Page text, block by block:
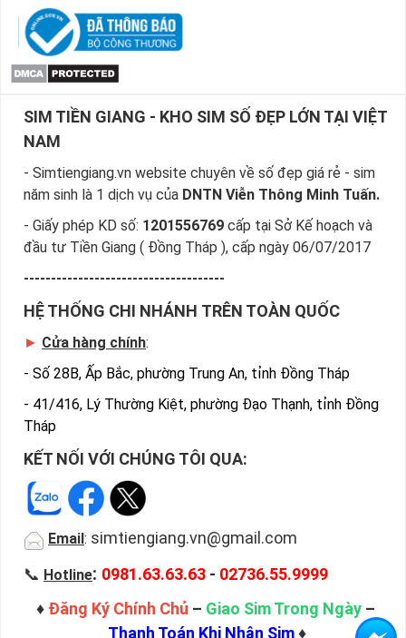
SIM TIỀN GIANG - KHO SIM SỐ ĐẸP LỚN TẠI VIỆT
NAM
- Simtiengiang.vn website chuyên về số đẹp giá rẻ - sim
năm sinh là 1 dịch vụ của DNTN Viễn Thông Minh Tuấn.
- Giấy phép KD số: 1201556769 cấp tại Sở Kế hoạch và
đầu tư Tiền Giang ( Đồng Tháp ), cấp ngày 06/07/2017
-------------------------------------
HỆ THỐNG CHI NHÁNH TRÊN TOÀN QUỐC
► Cửa hàng chính:
- Số 28B, Ấp Bắc, phường Trung An, tỉnh Đồng Tháp
- 41/416, Lý Thường Kiệt, phường Đạo Thạnh, tỉnh Đồng
Tháp
KẾT NỐI VỚI CHÚNG TÔI QUA:
Email : simtiengiang.vn@gmail.com
📞 Hotline: 0981.63.63.63 - 02736.55.9999
♦ Đăng Ký Chính Chủ – Giao Sim Trong Ngày –
Thanh Toán Khi Nhận Sim♦